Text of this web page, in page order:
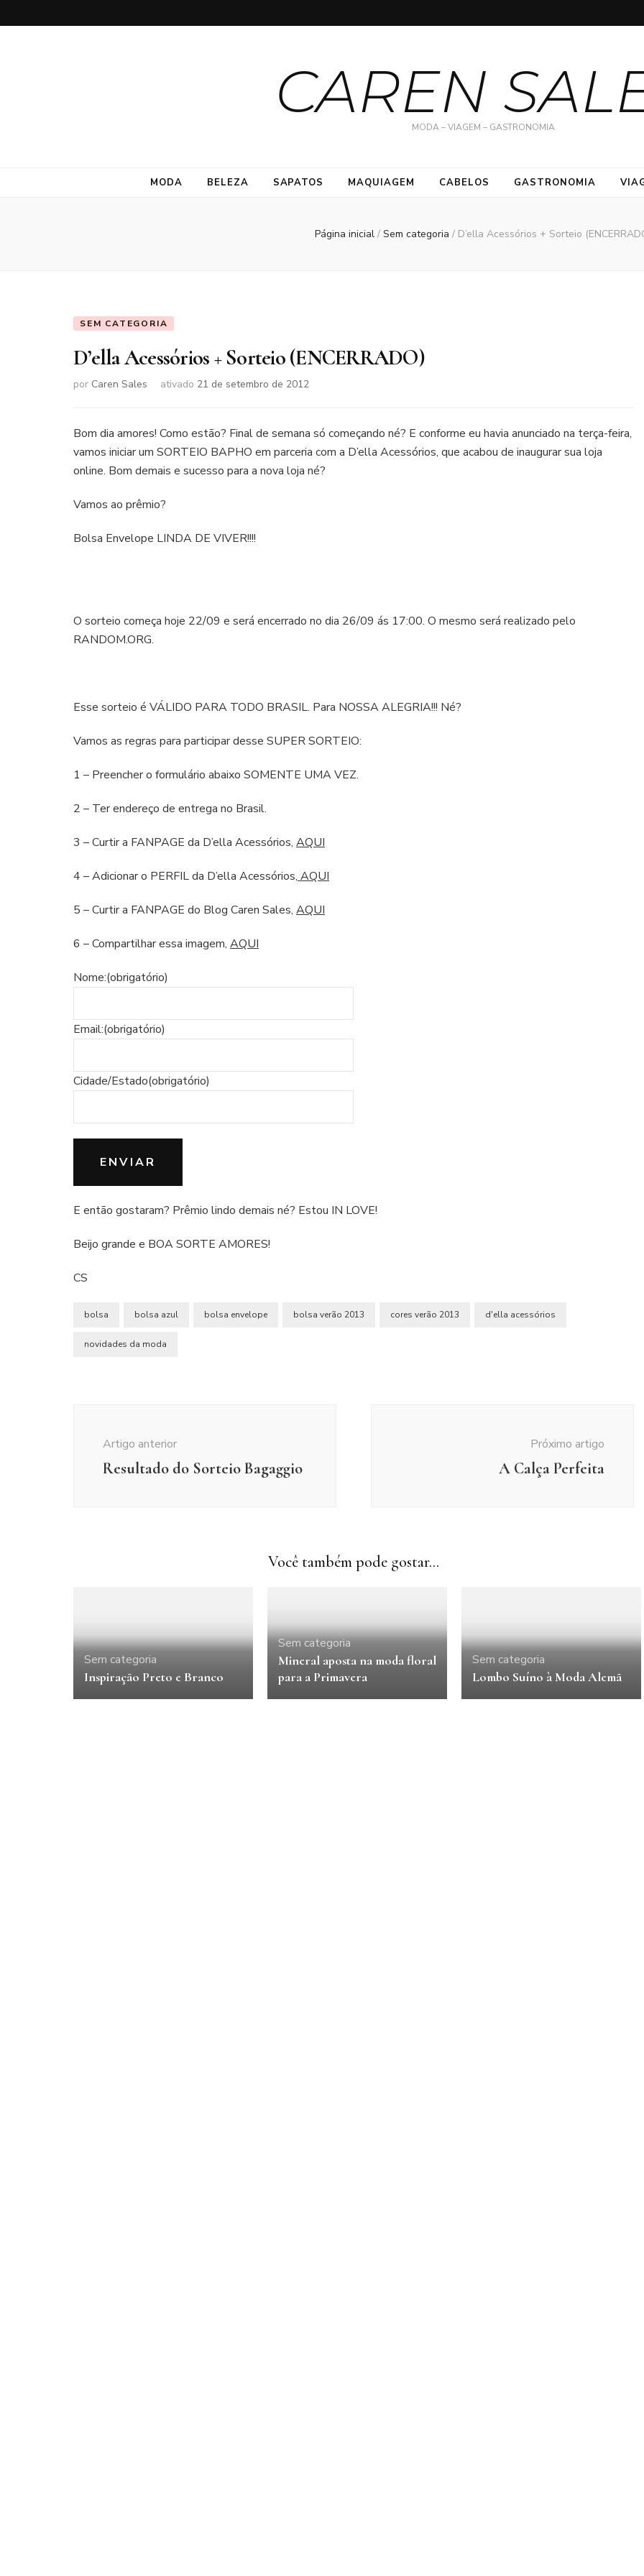
CARENMODA – VIAGEM – GASTRONOMIA
MODA BELEZA SAPATOS MAQUIAGEM CABELOS GASTRONOMIA
Página inicial / Sem categoria / D’ella Acessórios + Sorteio
SEM CATEGORIA
D’ella Acessórios + Sorteio (ENCERRADO)
por Caren Sales ativado 21 de setembro de 2012
Bom dia amores! Como estão? Final de semana só começando né? E conforme eu havia anunciado na terça-feira,
vamos iniciar um SORTEIO BAPHO em parceria com a D’ella Acessórios, que acabou de inaugurar sua loja
online. Bom demais e sucesso para a nova loja né?
Vamos ao prêmio?
Bolsa Envelope LINDA DE VIVER!!!!
O sorteio começa hoje 22/09 e será encerrado no dia 26/09 ás 17:00. O mesmo será realizado pelo
RANDOM.ORG.
Esse sorteio é VÁLIDO PARA TODO BRASIL. Para NOSSA ALEGRIA!!! Né?
Vamos as regras para participar desse SUPER SORTEIO:
1 – Preencher o formulário abaixo SOMENTE UMA VEZ.
2 – Ter endereço de entrega no Brasil.
3 – Curtir a FANPAGE da D’ella Acessórios, AQUI
4 – Adicionar o PERFIL da D’ella Acessórios, AQUI
5 – Curtir a FANPAGE do Blog Caren Sales, AQUI
6 – Compartilhar essa imagem, AQUI
Nome:(obrigatório)
Email:(obrigatório)
Cidade/Estado(obrigatório)
ENVIAR
E então gostaram? Prêmio lindo demais né? Estou IN LOVE!
Beijo grande e BOA SORTE AMORES!
CS
bolsa bolsa azul bolsa envelope bolsa verão 2013 cores verão 2013 d'ella acessórios
novidades da moda
Artigo anterior
Resultado do Sorteio Bagaggio
Próximo artigo
A Calça Perfeita
Você também pode gostar...
Sem categoria
Inspiração Preto e Branco
Sem categoria
Mineral aposta na moda floral
para a Primavera
Sem categoria
Lombo Suíno à Moda Alemã